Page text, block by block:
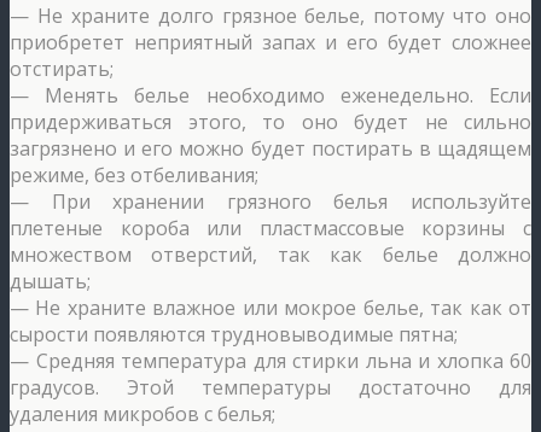
— Не храните долго грязное белье, потому что оно
приобретет неприятный запах и его будет сложнее
отстирать;
— Менять белье необходимо еженедельно. Если
придерживаться этого, то оно будет не сильно
загрязнено и его можно будет постирать в щадящем
режиме, без отбеливания;
— При хранении грязного белья используйте
плетеные короба или пластмассовые корзины с
множеством отверстий, так как белье должно
дышать;
— Не храните влажное или мокрое белье, так как от
сырости появляются трудновыводимые пятна;
— Средняя температура для стирки льна и хлопка 60
градусов. Этой температуры достаточно для
удаления микробов с белья;